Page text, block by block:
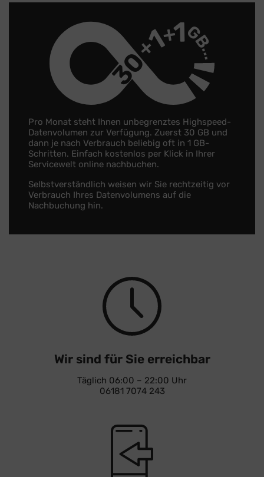
1
30
1G
B
Pro Monat steht Ihnen unbegrenztes Highspeed-
Datenvolumen zur Verfügung. Zuerst 30 GB und
dann je nach Verbrauch beliebig oft in 1 GB-
Schritten. Einfach kostenlos per Klick in Ihrer
Servicewelt online nachbuchen.
Selbstverständlich weisen wir Sie rechtzeitig vor
Verbrauch Ihres Datenvolumens auf die
Nachbuchung hin.
Wir sind für Sie erreichbar
Täglich 06:00 – 22:00 Uhr
06181 7074 243